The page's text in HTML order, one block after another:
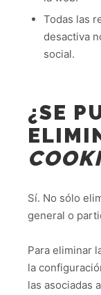
Todas las
desactiva
social.
¿SE
Sí. No sólo
general o
Para eliminar
la
las asociadas